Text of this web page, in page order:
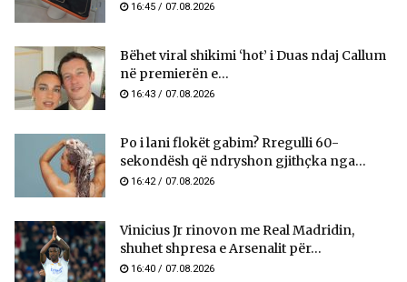
16:45 / 07.08.2026
Bëhet viral shikimi ‘hot’ i Duas ndaj Callum
në premierën e...
16:43 / 07.08.2026
Po i lani flokët gabim? Rregulli 60-
sekondësh që ndryshon gjithçka nga...
16:42 / 07.08.2026
Vinicius Jr rinovon me Real Madridin,
shuhet shpresa e Arsenalit për...
16:40 / 07.08.2026